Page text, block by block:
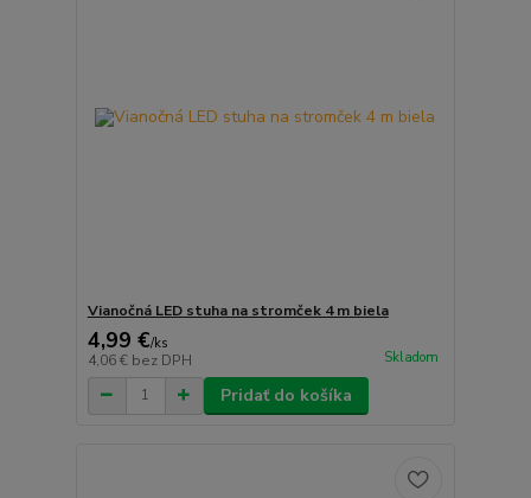
Vianočná LED stuha na stromček 4 m biela
4,99 €/ks
4,06 € bez DPH Skladom
Pridať do košíka